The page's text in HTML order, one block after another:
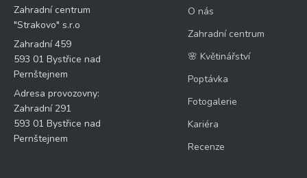
Zahradní centrum
"Strakovo" s.r.o
Zahradní 459
593 01 Bystřice nad
Pernštejnem
Adresa provozovny:
Zahradní 291
593 01 Bystřice nad
Pernštejnem
O nás
Zahradní centrum
🌸 Květinářství
Poptávka
Fotogalerie
Kariéra
Recenze